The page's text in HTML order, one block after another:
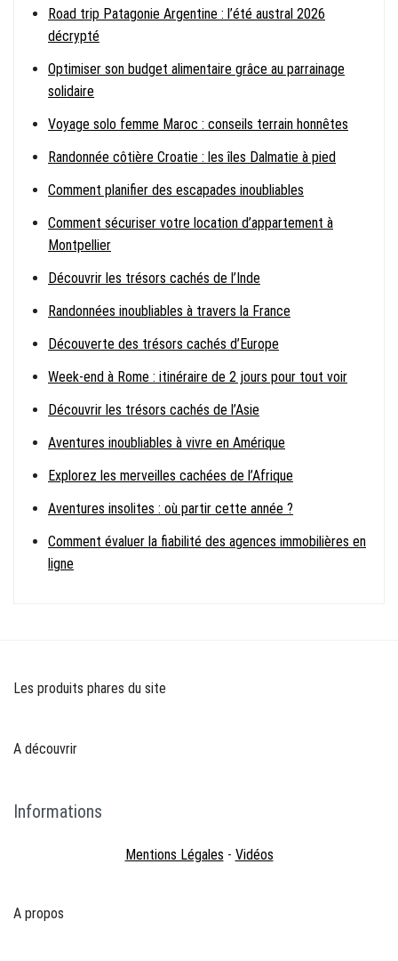
Road trip Patagonie Argentine : l’été austral 2026
décrypté
Optimiser son budget alimentaire grâce au parrainage
solidaire
Voyage solo femme Maroc : conseils terrain honnêtes
Randonnée côtière Croatie : les îles Dalmatie à pied
Comment planifier des escapades inoubliables
Comment sécuriser votre location d’appartement à
Montpellier
Découvrir les trésors cachés de l’Inde
Randonnées inoubliables à travers la France
Découverte des trésors cachés d’Europe
Week-end à Rome : itinéraire de 2 jours pour tout voir
Découvrir les trésors cachés de l’Asie
Aventures inoubliables à vivre en Amérique
Explorez les merveilles cachées de l’Afrique
Aventures insolites : où partir cette année ?
Comment évaluer la fiabilité des agences immobilières en
ligne
Les produits phares du site
A découvrir
Informations
Mentions Légales - Vidéos
A propos